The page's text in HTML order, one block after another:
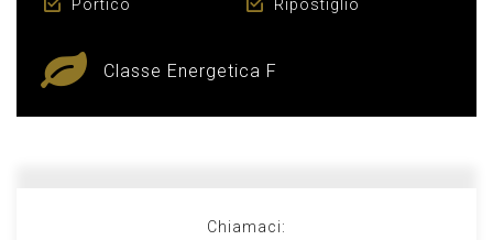
Portico Ripostiglio
Classe Energetica F
Chiamaci: